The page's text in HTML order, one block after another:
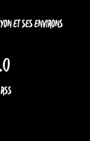
ET SES ENVIRONS